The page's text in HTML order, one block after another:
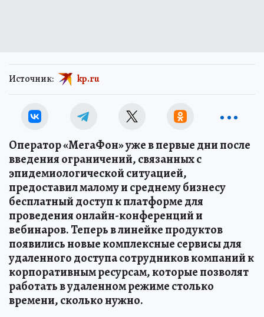
Источник: kp.ru
Оператор «МегаФон» уже в первые дни после
введения ограничений, связанных с
эпидемиологической ситуацией,
предоставил малому и среднему бизнесу
бесплатный доступ к платформе для
проведения онлайн-конференций и
вебинаров. Теперь в линейке продуктов
появились новые комплексные сервисы для
удаленного доступа сотрудников компаний к
корпоративным ресурсам, которые позволят
работать в удаленном режиме столько
времени, сколько нужно.